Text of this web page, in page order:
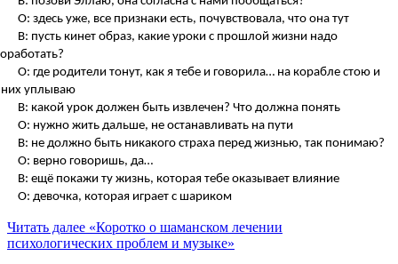
О: здесь уже, все признаки есть, почувствовала, что она тут
В: пусть кинет образ, какие уроки с прошлой жизни надо
О: где родители тонут, как я тебе и говорила… на корабле стою и
них уплываю
В: какой урок должен быть извлечен? Что должна понять
О: нужно жить дальше, не останавливать на пути
В: не должно быть никакого страха перед жизнью, так понимаю?
О: верно говоришь, да…
В: ещё покажи ту жизнь, которая тебе оказывает влияние
О: девочка, которая играет с шариком
Читать далее «Коротко о шаманском лечении
психологических проблем и музыке»